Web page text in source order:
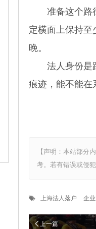
准备这个路径
定横面上保持至
晚。
法人身份是路
痕迹，能不能在
【声明：本站部分
考。若有错误或侵
上海法人落户 企
上一篇